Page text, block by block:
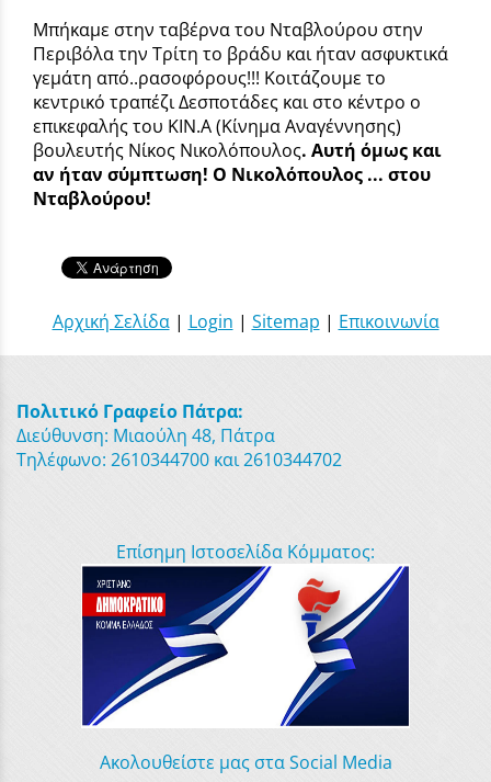
Μπήκαμε στην ταβέρνα του Νταβλούρου στην
Περιβόλα την Τρίτη το βράδυ και ήταν ασφυκτικά
γεμάτη από..ρασοφόρους!!! Κοιτάζουμε το
κεντρικό τραπέζι Δεσποτάδες και στο κέντρο ο
επικεφαλής του ΚΙΝ.Α (Κίνημα Αναγέννησης)
βουλευτής Νίκος Νικολόπουλος. Αυτή όμως και
αν ήταν σύμπτωση! Ο Νικολόπουλος ... στου
Νταβλούρου!
Αρχική Σελίδα| Login | Sitemap | Επικοινωνία
Πολιτικό Γραφείο Πάτρα:
Διεύθυνση: Μιαούλη 48, Πάτρα
Τηλέφωνο: 2610344700 και 2610344702
Επίσημη Ιστοσελίδα Κόμματος:
Ακολουθείστε μας στα Social Media